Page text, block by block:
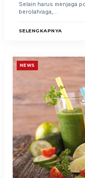
Selain harus menjaga
berolahraga,...
SELENGKAPNYA
NEWS